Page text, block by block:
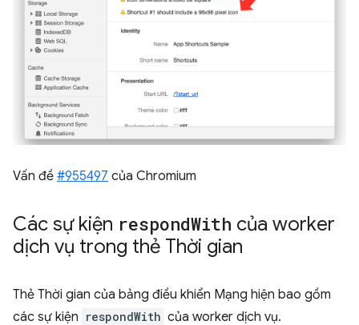
Vấn đề #955497 của Chromium
Các sự kiện respondWith của worker
dịch vụ trong thẻ Thời gian
Thẻ Thời gian của bảng điều khiển Mạng hiện bao gồm
các sự kiện respondWith của worker dịch vụ.